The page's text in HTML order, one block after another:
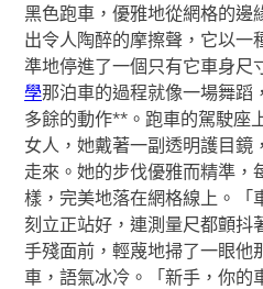
黑色跑車，優雅地從網格的邊
出令人陶醉的摩擦聲，它以一
準地停進了一個只有它車身尺
學那泊車的過程就像一場舞蹈
多餘的動作**。跑車的駕駛座
女人，她戴著一副透明護目鏡
走來。她的步伐優雅而精準，
樣，完美地落在網格線上。「
刻立正站好，連測量尺都顫抖
手殘面前，輕蔑地掃了一眼他
車，語氣冰冷。「新手，你的